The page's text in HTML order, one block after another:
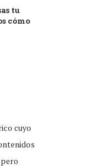
tu
cómo
cuyo